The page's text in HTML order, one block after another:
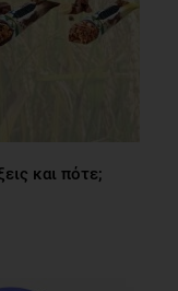
και πότε;